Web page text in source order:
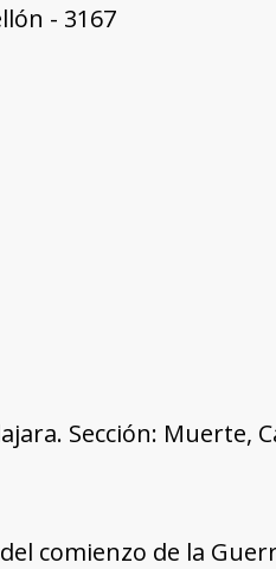
- 3167
Sección: Muerte,
comienzo de la